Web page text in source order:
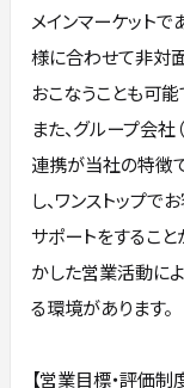
メインマーケット
様に合わせて非対
おこなうことも可能
また、グループ会社
連携が当社の特徴
し、ワンストップ
サポートをするこ
かした営業活動に
る環境があります。
【営業目標・評価制